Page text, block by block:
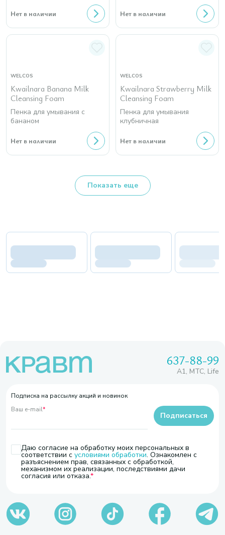
Нет в наличии Нет в наличии
WELCOS
Kwailnara Banana Milk
Cleansing Foam
Пенка для умывания с
бананом
Нет в наличии
WELCOS
Kwailnara Strawberry Milk
Cleansing Foam
Пенка для умывания
клубничная
Нет в наличии
Показать еще
637-88-99
A1, МТС, Life
Подписка на рассылку акций и новинок
Ваш e-mail*
Даю согласие на обработку моих персональных в
соответствии с условиями обработки. Ознакомлен с
разъяснением прав, связанных с обработкой,
механизмом их реализации, последствиями дачи
согласия или отказа.
Подписаться